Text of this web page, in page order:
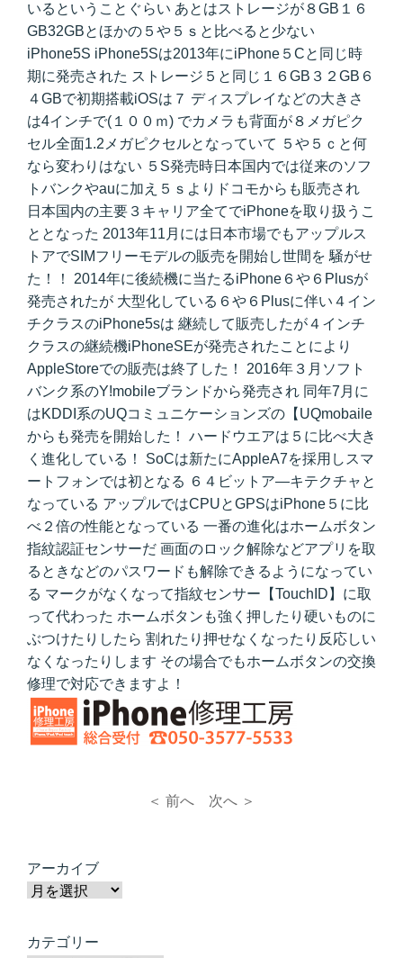
いるということぐらい あとはストレージが８GB１６
GB32GBとほかの５や５ｓと比べると少ない
iPhone5S iPhone5Sは2013年にiPhone５Cと同じ時
期に発売された ストレージ５と同じ１６GB３２GB６
４GBで初期搭載iOSは７ ディスプレイなどの大きさ
は4インチで(１００ｍ) でカメラも背面が８メガピク
セル全面1.2メガピクセルとなっていて ５や５ｃと何
なら変わりはない ５S発売時日本国内では従来のソフ
トバンクやauに加え５ｓよりドコモからも販売され
日本国内の主要３キャリア全てでiPhoneを取り扱うこ
ととなった 2013年11月には日本市場でもアップルス
トアでSIMフリーモデルの販売を開始し世間を 騒がせ
た！！ 2014年に後続機に当たるiPhone６や６Plusが
発売されたが 大型化している６や６Plusに伴い４イン
チクラスのiPhone5sは 継続して販売したが４インチ
クラスの継続機iPhoneSEが発売されたことにより
AppleStoreでの販売は終了した！ 2016年３月ソフト
バンク系のY!mobileブランドから発売され 同年7月に
はKDDI系のUQコミュニケーションズの【UQmobaile
からも発売を開始した！ ハードウエアは５に比べ大き
く進化している！ SoCは新たにAppleA7を採用しスマ
ートフォンでは初となる ６４ビットア―キテクチャと
なっている アップルではCPUとGPSはiPhone５に比
べ２倍の性能となっている 一番の進化はホームボタン
指紋認証センサーだ 画面のロック解除などアプリを取
るときなどのパスワードも解除できるようになってい
る マークがなくなって指紋センサー【TouchID】に取
って代わった ホームボタンも強く押したり硬いものに
ぶつけたりしたら 割れたり押せなくなったり反応しい
なくなったりします その場合でもホームボタンの交換
修理で対応できますよ！
＜ 前へ 次へ ＞
アーカイブ
カテゴリー